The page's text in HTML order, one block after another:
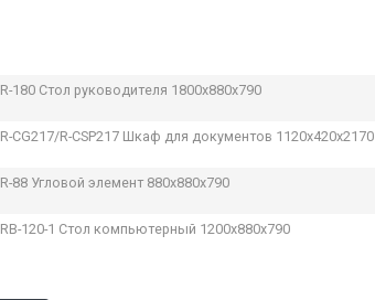
R-180 Стол руководителя 1800x880x790
R-CG217/R-CSP217 Шкаф для документов 1120x420x2170
R-88 Угловой элемент 880x880x790
RB-120-1 Стол компьютерный 1200x880x790